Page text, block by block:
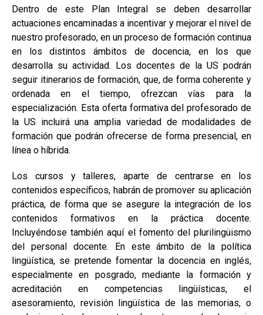
Dentro de este Plan Integral se deben desarrollar
actuaciones encaminadas a incentivar y mejorar el nivel de
nuestro profesorado, en un proceso de formación continua
en los distintos ámbitos de docencia, en los que
desarrolla su actividad. Los docentes de la US podrán
seguir itinerarios de formación, que, de forma coherente y
ordenada en el tiempo, ofrezcan vías para la
especialización. Esta oferta formativa del profesorado de
la US incluirá una amplia variedad de modalidades de
formación que podrán ofrecerse de forma presencial, en
línea o híbrida.
Los cursos y talleres, aparte de centrarse en los
contenidos específicos, habrán de promover su aplicación
práctica, de forma que se asegure la integración de los
contenidos formativos en la práctica docente.
Incluyéndose también aquí el fomento del plurilingüismo
del personal docente. En este ámbito de la política
lingüística, se pretende fomentar la docencia en inglés,
especialmente en posgrado, mediante la formación y
acreditación en competencias lingüísticas, el
asesoramiento, revisión lingüística de las memorias, o